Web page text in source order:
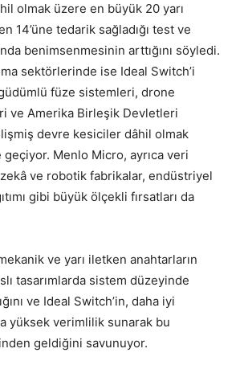
olmak üzere en büyük 20 yarı
14’üne tedarik sağladığı test ve
benimsenmesinin arttığını söyledi.
sektörlerinde ise Ideal Switch’i
füze sistemleri, drone
ve Amerika Birleşik Devletleri
devre kesiciler dâhil olmak
Menlo Micro, ayrıca veri
ve robotik fabrikalar, endüstriyel
gibi büyük ölçekli fırsatları da
ve yarı iletken anahtarların
tasarımlarda sistem düzeyinde
ve Ideal Switch’in, daha iyi
yüksek verimlilik sunarak bu
geldiğini savunuyor.